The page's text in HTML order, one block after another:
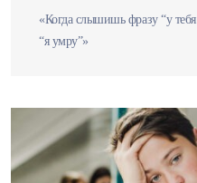
«Когда слышишь фразу “у
“я умру”»